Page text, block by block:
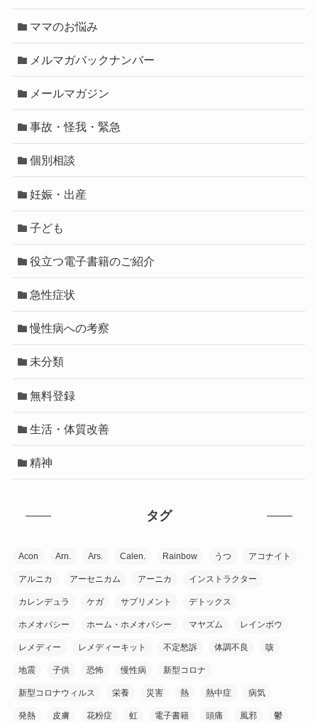
ママのお悩み
メルマガバックナンバー
メールマガジン
事故・怪我・緊急
個別相談
妊娠・出産
子ども
役立つ電子書籍のご紹介
急性症状
慢性病への考察
未分類
無料登録
生活・体質改善
精神
タグ
Acon Arn. Ars. Calen. Rainbow うつ アコナイト
アルニカ アーセニカム アーニカ インストラクター
カレンデュラ ケガ サプリメント デトックス
ホメオパシー ホーム・ホメオパシー マヤズム レインボウ
レメディー レメディーキット 不定愁訴 体調不良 咳
地震 子供 恐怖 慢性病 新型コロナ
新型コロナウィルス 栄養 災害 熱 熱中症 病気
発熱 皮膚 花粉症 虹 電子書籍 頭痛 風邪 鬱